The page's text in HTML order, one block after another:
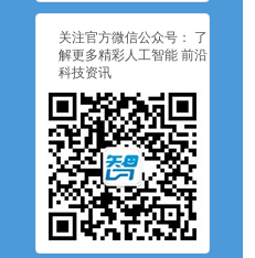
关注官方微信公众号： 了
解更多精彩人工智能 前沿
科技资讯